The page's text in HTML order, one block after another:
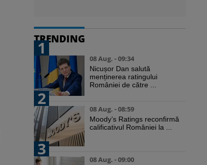
TRENDING
1
08 Aug. - 09:34
Nicușor Dan salută
menținerea ratingului
României de către ...
2
08 Aug. - 08:59
Moody’s Ratings reconfirmă
calificativul României la ...
3
08 Aug. - 09:00